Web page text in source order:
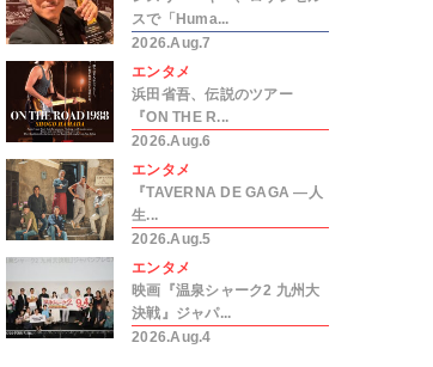
スで「Huma...
2026.Aug.7
エンタメ
浜田省吾、伝説のツアー
『ON THE R...
2026.Aug.6
エンタメ
『TAVERNA DE GAGA ―人
生...
2026.Aug.5
エンタメ
映画『温泉シャーク2 九州大
決戦』ジャパ...
2026.Aug.4